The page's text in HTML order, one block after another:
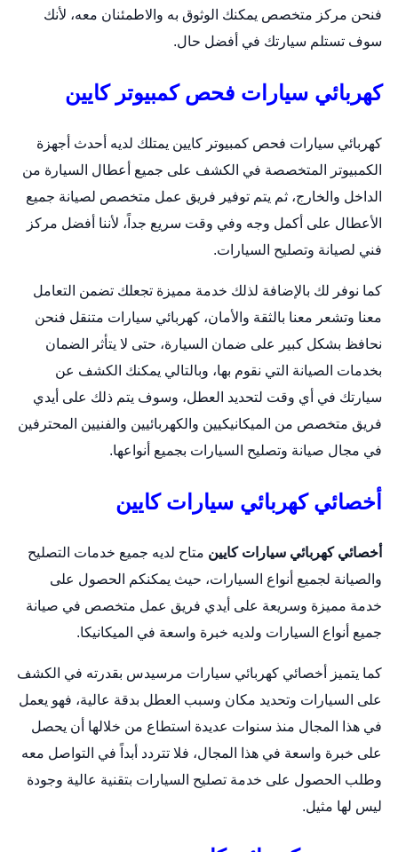
فنحن مركز متخصص يمكنك الوثوق به والاطمئنان معه، لأنك
سوف تستلم سيارتك في أفضل حال.
كهربائي سيارات فحص كمبيوتر كايين
كهربائي سيارات فحص كمبيوتر كايين يمتلك لديه أحدث أجهزة
الكمبيوتر المتخصصة في الكشف على جميع أعطال السيارة من
الداخل والخارج، ثم يتم توفير فريق عمل متخصص لصيانة جميع
الأعطال على أكمل وجه وفي وقت سريع جداً، لأننا أفضل مركز
فني لصيانة وتصليح السيارات.
كما نوفر لك بالإضافة لذلك خدمة مميزة تجعلك تضمن التعامل
معنا وتشعر معنا بالثقة والأمان، كهربائي سيارات متنقل فنحن
نحافظ بشكل كبير على ضمان السيارة، حتى لا يتأثر الضمان
بخدمات الصيانة التي نقوم بها، وبالتالي يمكنك الكشف عن
سيارتك في أي وقت لتحديد العطل، وسوف يتم ذلك على أيدي
فريق متخصص من الميكانيكيين والكهربائيين والفنيين المحترفين
في مجال صيانة وتصليح السيارات بجميع أنواعها.
أخصائي كهربائي سيارات كايين
أخصائي كهربائي سيارات كايين متاح لديه جميع خدمات التصليح
والصيانة لجميع أنواع السيارات، حيث يمكنكم الحصول على
خدمة مميزة وسريعة على أيدي فريق عمل متخصص في صيانة
جميع أنواع السيارات ولديه خبرة واسعة في الميكانيكا.
كما يتميز أخصائي كهربائي سيارات مرسيدس بقدرته في الكشف
على السيارات وتحديد مكان وسبب العطل بدقة عالية، فهو يعمل
في هذا المجال منذ سنوات عديدة استطاع من خلالها أن يحصل
على خبرة واسعة في هذا المجال، فلا تتردد أبداً في التواصل معه
وطلب الحصول على خدمة تصليح السيارات بتقنية عالية وجودة
ليس لها مثيل.